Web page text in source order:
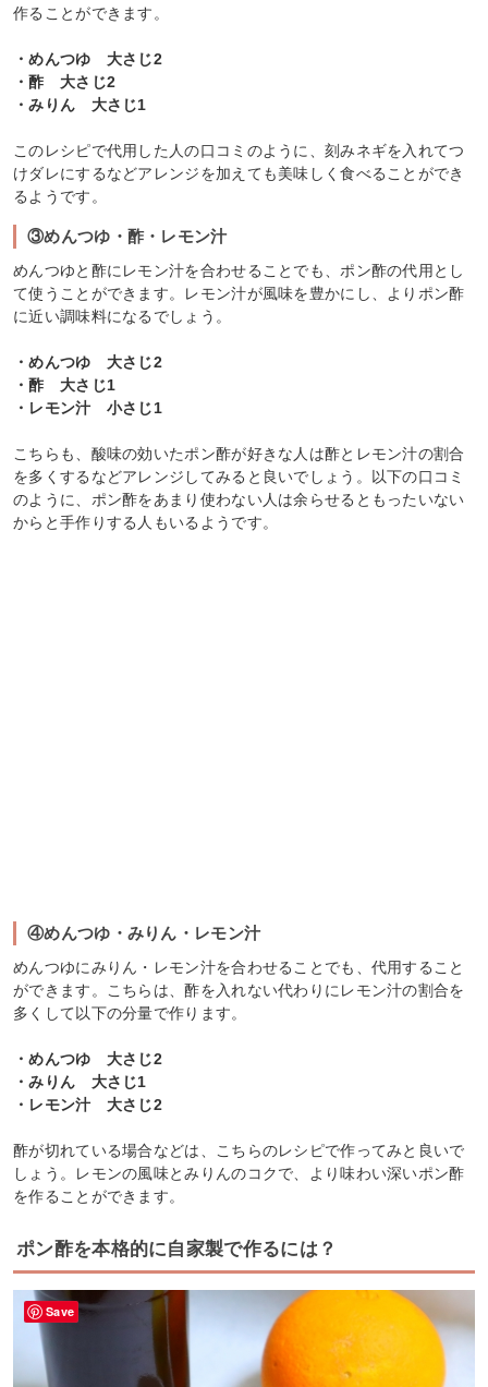
作ることができます。
・めんつゆ 大さじ2
・酢 大さじ2
・みりん 大さじ1
このレシピで代用した人の口コミのように、刻みネギを入れてつ
けダレにするなどアレンジを加えても美味しく食べることができ
るようです。
③めんつゆ・酢・レモン汁
めんつゆと酢にレモン汁を合わせることでも、ポン酢の代用とし
て使うことができます。レモン汁が風味を豊かにし、よりポン酢
に近い調味料になるでしょう。
・めんつゆ 大さじ2
・酢 大さじ1
・レモン汁 小さじ1
こちらも、酸味の効いたポン酢が好きな人は酢とレモン汁の割合
を多くするなどアレンジしてみると良いでしょう。以下の口コミ
のように、ポン酢をあまり使わない人は余らせるともったいない
からと手作りする人もいるようです。
④めんつゆ・みりん・レモン汁
めんつゆにみりん・レモン汁を合わせることでも、代用すること
ができます。こちらは、酢を入れない代わりにレモン汁の割合を
多くして以下の分量で作ります。
・めんつゆ 大さじ2
・みりん 大さじ1
・レモン汁 大さじ2
酢が切れている場合などは、こちらのレシピで作ってみと良いで
しょう。レモンの風味とみりんのコクで、より味わい深いポン酢
を作ることができます。
ポン酢を本格的に自家製で作るには？
Save